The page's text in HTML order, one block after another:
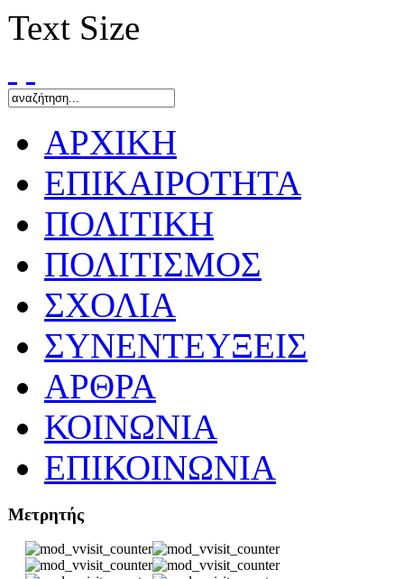
Text Size
ΑΡΧΙΚΗ
ΕΠΙΚΑΙΡΟΤΗΤΑ
ΠΟΛΙΤΙΚΗ
ΠΟΛΙΤΙΣΜΟΣ
ΣΧΟΛΙΑ
ΣΥΝΕΝΤΕΥΞΕΙΣ
ΑΡΘΡΑ
ΚΟΙΝΩΝΙΑ
ΕΠΙΚΟΙΝΩΝΙΑ
Μετρητής